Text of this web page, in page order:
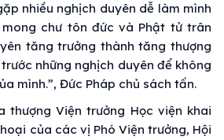
nhiều nghịch duyên dễ làm mình
chư tôn đức và Phật tử trân
tăng trưởng thành tăng thượng
những nghịch duyên để không
mình.”, Đức Pháp chủ sách tấn.
thượng Viện trưởng Học viện khai
của các vị Phó Viện trưởng, Hội